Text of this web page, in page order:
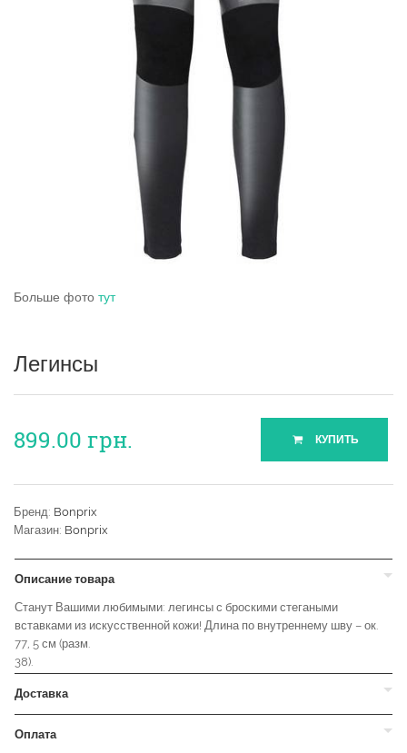
Больше фото тут
Легинсы
899.00 грн. КУПИТЬ
Бренд: Bonprix
Магазин: Bonprix
Описание товара
Станут Вашими любимыми: легинсы с броскими стегаными
вставками из искусственной кожи! Длина по внутреннему шву – ок.
77, 5 см (разм.
38).
Доставка
Оплата